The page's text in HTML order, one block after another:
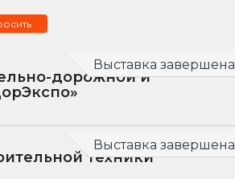
Выставка завершена
дорожной и
Выставка завершена
техники